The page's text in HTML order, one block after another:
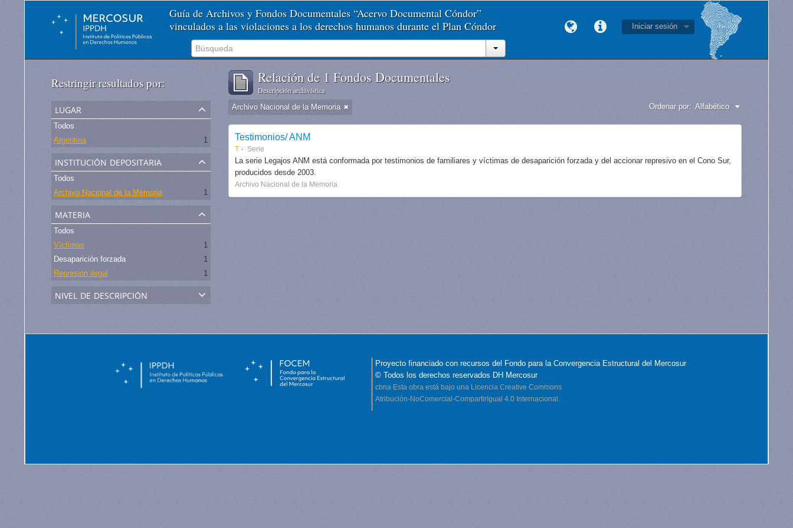
Guía de Archivos y Fondos Documentales “Acervo Documental Cóndor”
vinculados a las violaciones a los derechos humanos durante el Plan Cóndor
Iniciar sesión
Restringir resultados por:
lugar
Todos
Argentina
1
institución depositaria
Todos
Archivo Nacional de la Memoria
1
materia
Todos
Víctimas
1
Desaparición forzada
1
Represión ilegal
1
nivel de descripción
Relación de 1 Fondos Documentales
Descripción archivística
Archivo Nacional de la Memoria Ordenar por: Alfabético
Testimonios/ ANM
T Serie
La serie Legajos ANM está conformada por testimonios de familiares y víctimas de desaparición forzada y del accionar represivo en el Cono Sur,
producidos desde 2003.
Archivo Nacional de la Memoria
Proyecto financiado con recursos del Fondo para la Convergencia Estructural del Mercosur
© Todos los derechos reservados DH Mercosur
cbna Esta obra está bajo una Licencia Creative Commons
Atribución-NoComercial-CompartirIgual 4.0 Internacional.